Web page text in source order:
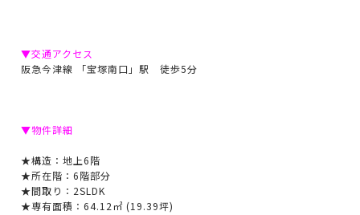
▼交通アクセス
阪急今津線 「宝塚南口」駅 徒歩5分
▼物件詳細
★構造：地上6階
★所在階：6階部分
★間取り：2SLDK
★専有面積：64.12㎡ (19.39坪)